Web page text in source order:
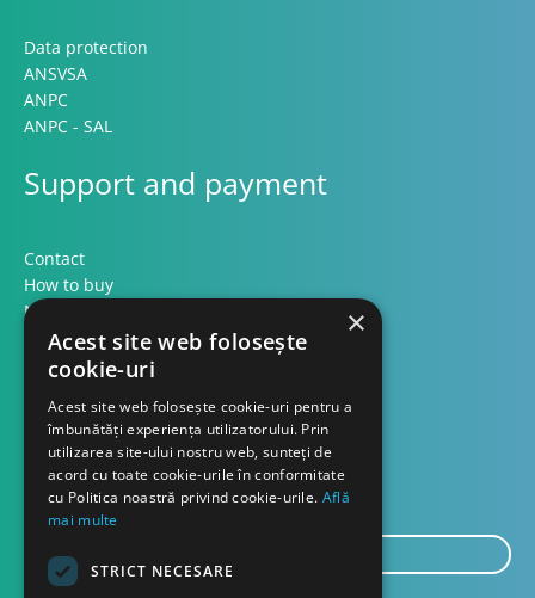
Data protection
ANSVSA
ANPC
ANPC - SAL
Support and payment
Contact
How to buy
Methods of payment
Formular retur
Contact
About us
Blog
mail...
×
Acest site web folosește
cookie-uri
Acest site web folosește cookie-uri pentru a
îmbunătăți experiența utilizatorului. Prin
utilizarea site-ului nostru web, sunteți de
acord cu toate cookie-urile în conformitate
cu Politica noastră privind cookie-urile. Află
mai multe
STRICT NECESARE